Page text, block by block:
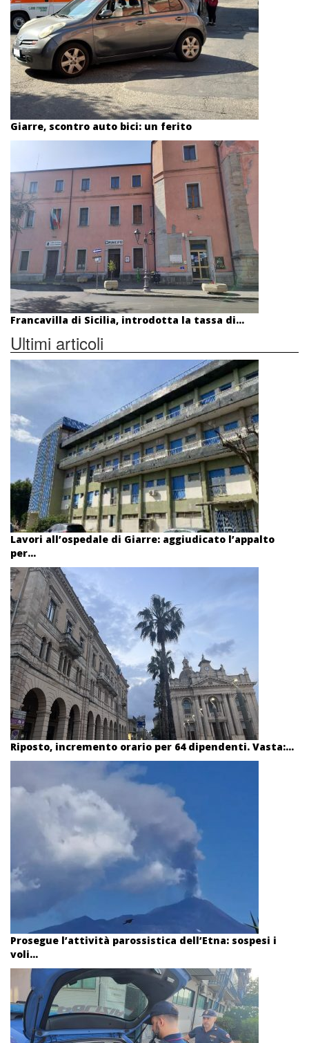
Giarre, scontro auto bici: un ferito
Francavilla di Sicilia, introdotta la tassa di...
Ultimi articoli
Lavori all’ospedale di Giarre: aggiudicato l’appalto
per...
Riposto, incremento orario per 64 dipendenti. Vasta:...
Prosegue l’attività parossistica dell’Etna: sospesi i
voli...